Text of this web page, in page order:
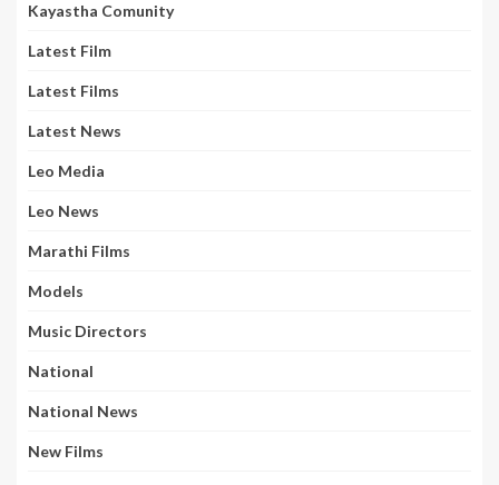
Kayastha Comunity
Latest Film
Latest Films
Latest News
Leo Media
Leo News
Marathi Films
Models
Music Directors
National
National News
New Films